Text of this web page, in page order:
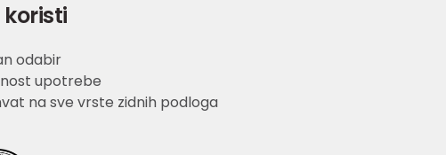
koristi
odabir
upotrebe
na sve vrste zidnih podloga